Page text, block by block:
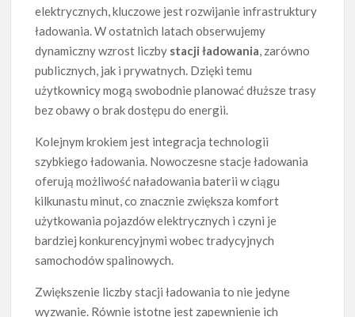
elektrycznych, kluczowe jest rozwijanie infrastruktury
ładowania. W ostatnich latach obserwujemy
dynamiczny wzrost liczby stacji ładowania, zarówno
publicznych, jak i prywatnych. Dzięki temu
użytkownicy mogą swobodnie planować dłuższe trasy
bez obawy o brak dostępu do energii.
Kolejnym krokiem jest integracja technologii
szybkiego ładowania. Nowoczesne stacje ładowania
oferują możliwość naładowania baterii w ciągu
kilkunastu minut, co znacznie zwiększa komfort
użytkowania pojazdów elektrycznych i czyni je
bardziej konkurencyjnymi wobec tradycyjnych
samochodów spalinowych.
Zwiększenie liczby stacji ładowania to nie jedyne
wyzwanie. Równie istotne jest zapewnienie ich